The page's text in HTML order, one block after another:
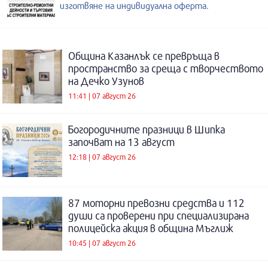
изготвяне на индивидуална оферта.
Община Казанлък се превръща в
пространство за среща с творчеството
на Дечко Узунов
11:41 | 07 август 26
Богородичните празници в Шипка
започват на 13 август
12:18 | 07 август 26
87 моторни превозни средства и 112
души са проверени при специализирана
полицейска акция в община Мъглиж
10:45 | 07 август 26